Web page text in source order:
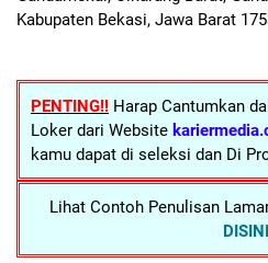
Kabupaten Bekasi, Jawa Barat
PENTING!! Harap Cantumkan
Loker dari Website
kamu dapat di seleksi dan Di
Lihat Contoh Penulisan
DISINI